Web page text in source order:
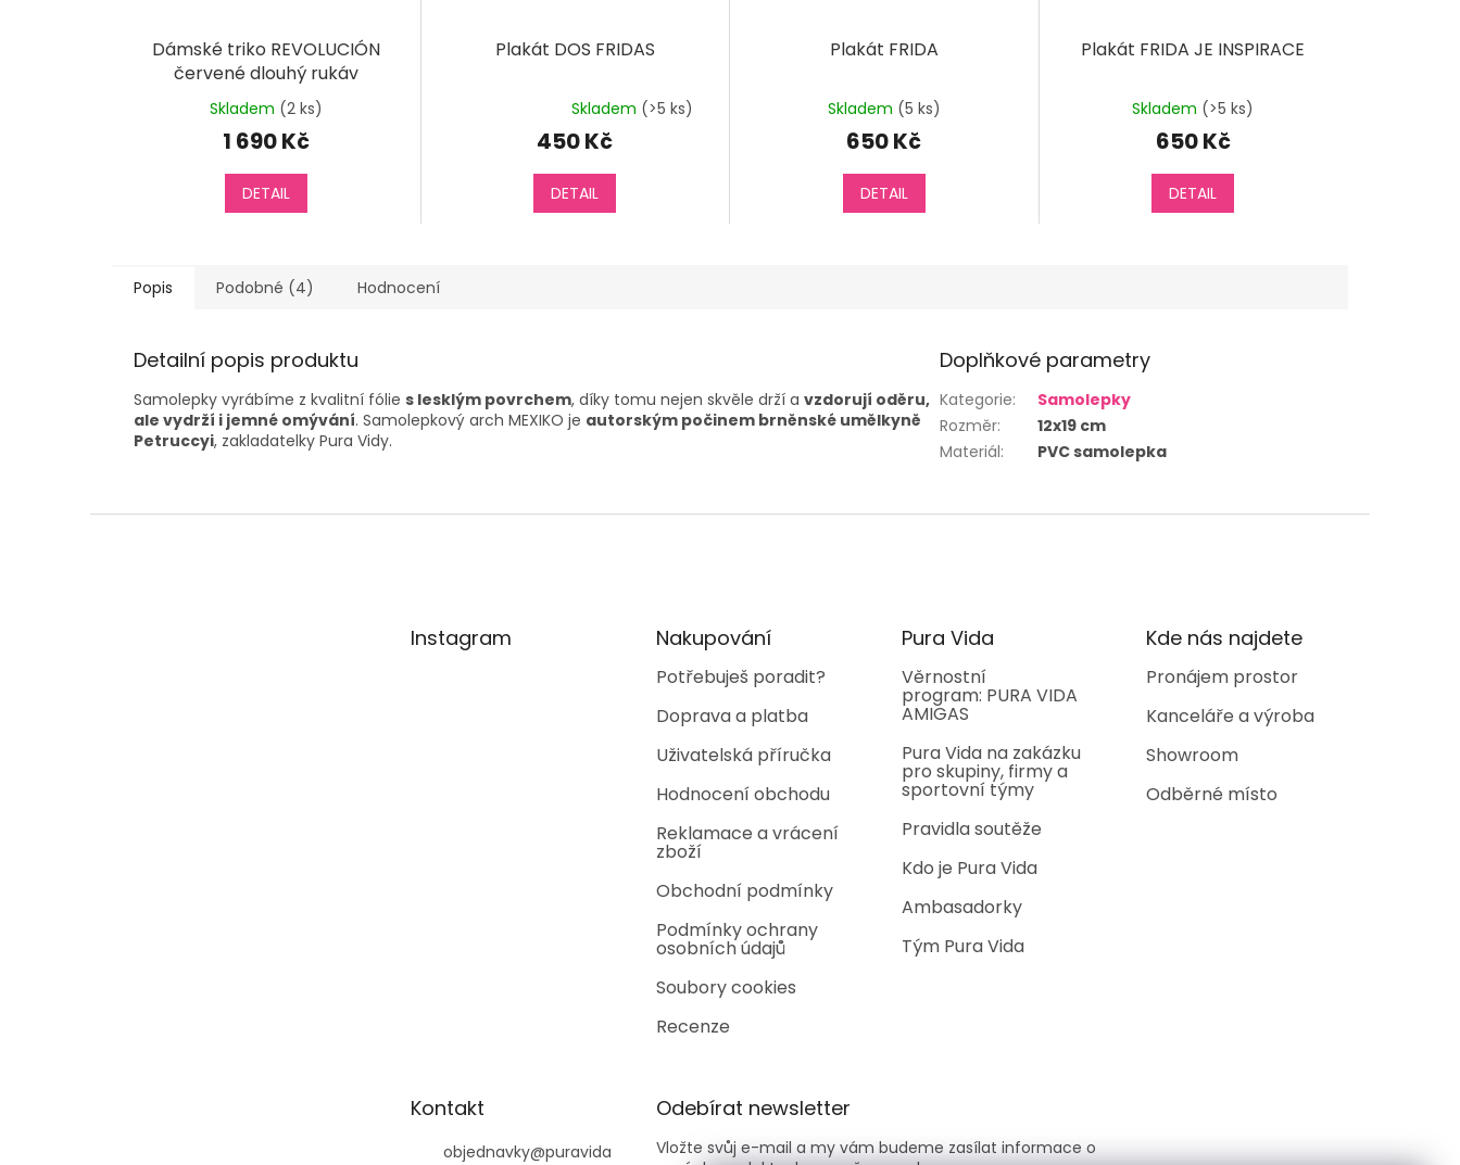
Dámské triko REVOLUCIÓN
červené dlouhý rukáv
Skladem (2 ks)
1 690 Kč
DETAIL
Plakát DOS FRIDAS
hodnocení
produktu
Skladem (>5 ks)
450 Kč
DETAIL
Plakát FRIDA
Skladem (5 ks)
650 Kč
DETAIL
Plakát FRIDA JE INSPIRACE
Skladem (>5 ks)
650 Kč
DETAIL
Popis Podobné (4) Hodnocení
Detailní popis produktu
Samolepky vyrábíme z kvalitní fólie s lesklým povrchem, díky tomu nejen skvěle drží a vzdorují oděru,
ale vydrží i jemné omývání. Samolepkový arch MEXIKO je autorským počinem brněnské umělkyně
Petruccyi, zakladatelky Pura Vidy.
Doplňkové parametry
Kategorie:
Samolepky
Rozměr:
12x19 cm
Materiál: PVC samolepka
Instagram Nakupování
Potřebuješ poradit?
Doprava a platba
Uživatelská příručka
Hodnocení obchodu
Reklamace a vrácení
zboží
Obchodní podmínky
Podmínky ochrany
osobních údajů
Soubory cookies
Recenze
Pura Vida
Věrnostní
program: PURA VIDA
AMIGAS
Pura Vida na zakázku
pro skupiny, firmy a
sportovní týmy
Pravidla soutěže
Kdo je Pura Vida
Ambasadorky
Tým Pura Vida
Kde nás najdete
Pronájem prostor
Kanceláře a výroba
Showroom
Odběrné místo
Kontakt
objednavky@puravida
Odebírat newsletter
Vložte svůj e-mail a my vám budeme zasílat informace o